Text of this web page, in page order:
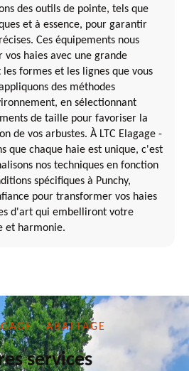
des outils de pointe, tels que
et à essence, pour garantir
Ces équipements nous
haies avec une grande
formes et les lignes que vous
des méthodes
en sélectionnant
de taille pour favoriser la
de vos arbustes. À LTC Elagage -
que chaque haie est unique, c'est
nos techniques en fonction
spécifiques à Punchy,
pour transformer vos haies
d'art qui embelliront votre
et harmonie.
- ABATTAGE
services